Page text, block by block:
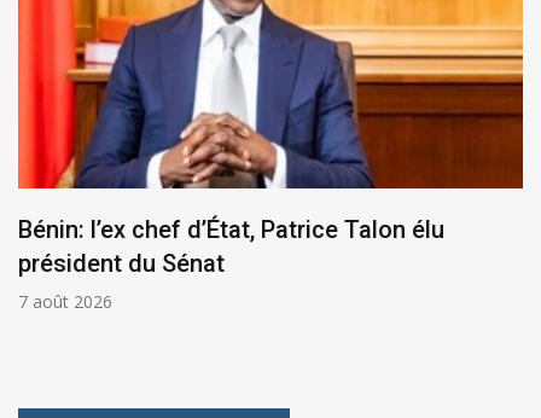
Bénin: l’ex chef d’État, Patrice Talon élu
président du Sénat
7 août 2026